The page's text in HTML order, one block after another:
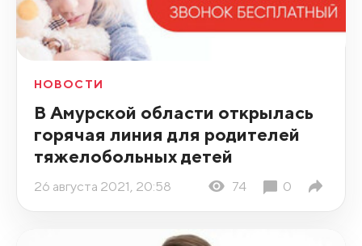
НОВОСТИ
В Амурской области открылась
горячая линия для родителей
тяжелобольных детей
26 августа 2021, 20:58 74 0